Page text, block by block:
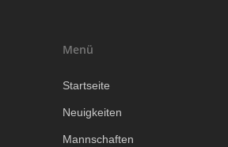
Menü
Startseite
Neuigkeiten
Mannschaften